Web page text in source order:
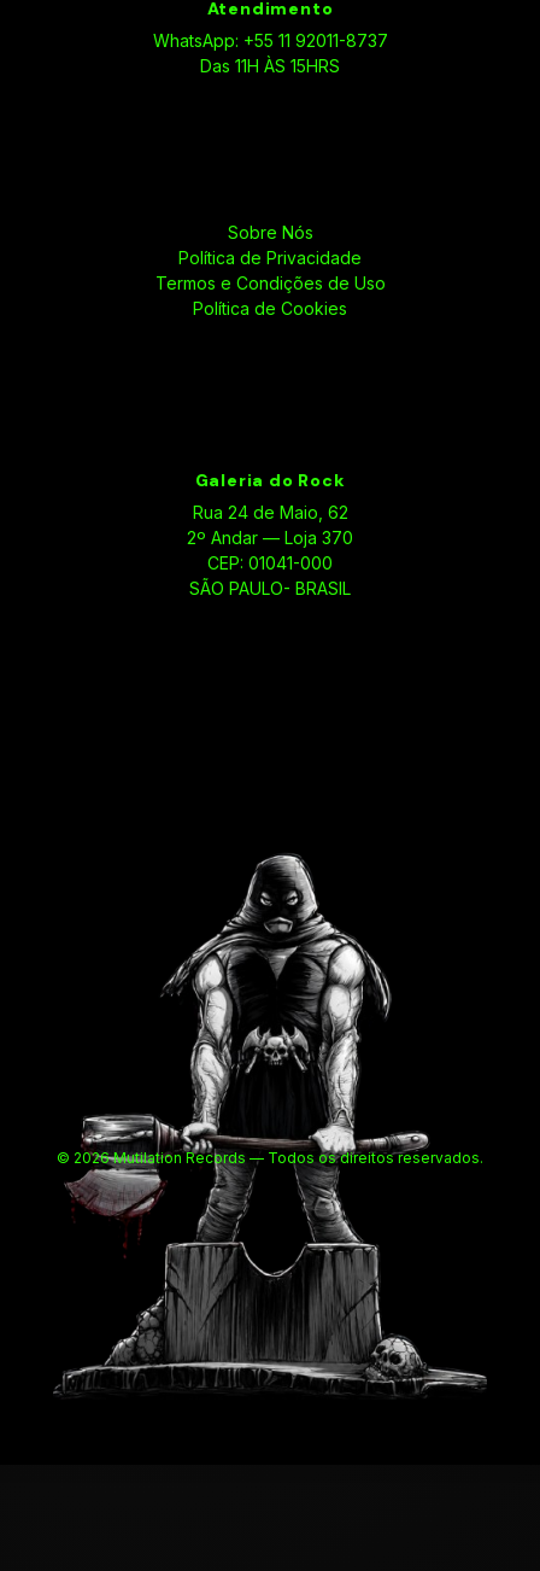
Atendimento
WhatsApp: +55 11 92011-8737
Das 11H ÀS 15HRS
Sobre Nós
Política de Privacidade
Termos e Condições de Uso
Política de Cookies
Galeria do Rock
Rua 24 de Maio, 62
2º Andar — Loja 370
CEP: 01041-000
SÃO PAULO- BRASIL
© 2026 Mutilation Records — Todos os direitos reservados.